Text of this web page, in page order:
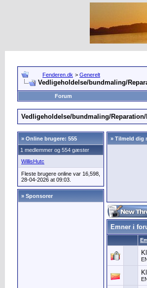
Fenderen.dk > Generelt
Vedligeholdelse/bundmaling/
Forum
Vedligeholdelse/bundmaling/
» Online brugere: 555
1 medlemmer og 554 gæster
WillisHutc
Fleste brugere online var 16,598,
28-04-2026 at 09:03.
» Sponsorer
» Tilmeld dig
Emner i